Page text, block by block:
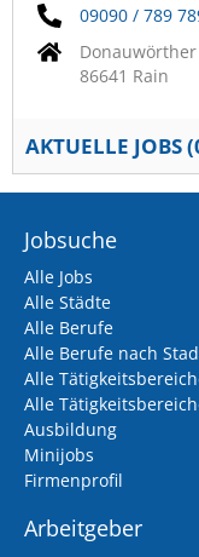
09090 / 789
Donauwörther
86641 Rain
AKTUELLE JOBS (
Jobsuche
Alle Jobs
Alle Städte
Alle Berufe
Alle Berufe nach
Alle
Alle
Ausbildung
Minijobs
Firmenprofil
Arbeitgeber